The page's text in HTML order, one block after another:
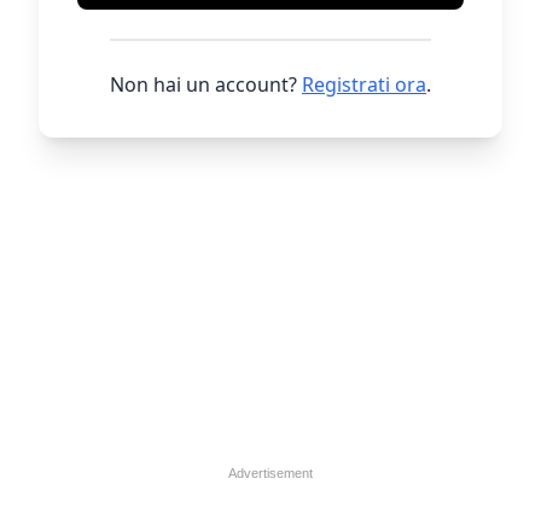
Non hai un account? Registrati ora.